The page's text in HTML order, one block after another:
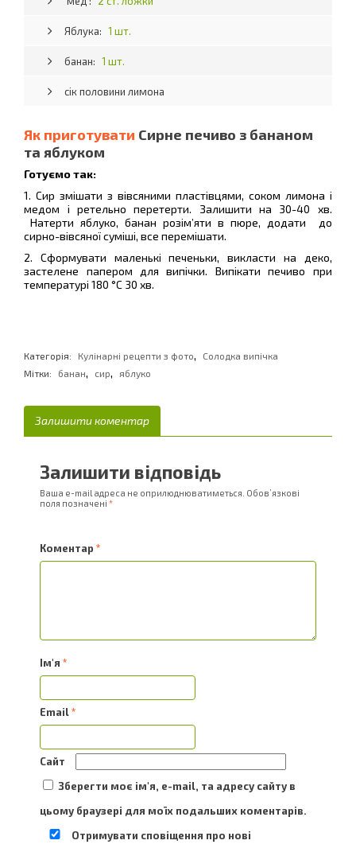
Яблука: 1 шт.
банан: 1 шт.
сік половини лимона
Як приготувати Сирне печиво з бананом
та яблуком
Готуємо так:
1. Сир змішати з вівсяними пластівцями, соком лимона і
медом і ретельно перетерти. Залишити на 30-40 хв.
Натерти яблуко, банан розім’яти в пюре, додати до
сирно-вівсяної суміші, все перемішати.
2. Сформувати маленькі печеньки, викласти на деко,
застелене папером для випічки. Випікати печиво при
температурі 180 °С 30 хв.
Категорія: Кулінарні рецепти з фото,
Солодка випічка
Мітки:
банан, сир, яблуко
Залишити коментар
Залишити відповідь
Ваша e-mail адреса не оприлюднюватиметься. Обов’язкові
поля позначені *
Коментар *
Ім'я *
Email*
Сайт
Зберегти моє ім'я, e-mail, та адресу сайту в
цьому браузері для моїх подальших коментарів.
Отримувати сповіщення про нові